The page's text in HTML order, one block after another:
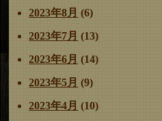
2023年8月 (6)
2023年7月 (13)
2023年6月 (14)
2023年5月 (9)
2023年4月 (10)